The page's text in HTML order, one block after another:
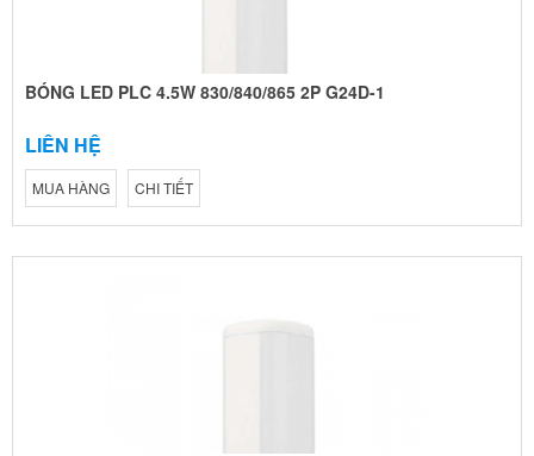
BÓNG LED PLC 4.5W 830/840/865 2P G24D-1
LIÊN HỆ
MUA HÀNG CHI TIẾT